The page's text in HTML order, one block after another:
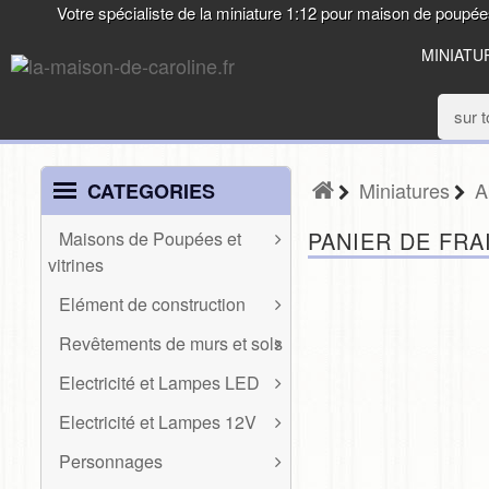
Votre spécialiste de la miniature 1:12 pour maison de
CATEGORIES
Maisons de Poupées et
vitrines
MAISONS DE
POUPÉES ET
VITRINES
roulotte, véranda
Maisons de poupées
Présentoirs
Elément de construction
ELÉMENT DE
CONSTRUCTION
Baguettes et frises
Divers
Fenêtres, garde-corps
Revêtements de murs et sols
REVÊTEMENTS
DE MURS ET
SOLS
Electricité et Lampes LED
ELECTRICITÉ ET
LAMPES LED
Appliques LED
Electricité et Lampes 12V
ELECTRICITÉ ET
LAMPES 12V
Personnages
PERSONNAGES
Miniatures
PANIER DE